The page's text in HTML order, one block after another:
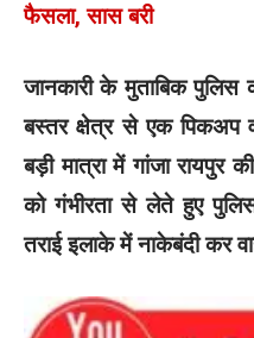
फैसला, सास बरी
जानकारी के मुताबिक पुलिस
बस्तर क्षेत्र से एक
बड़ी मात्रा में गांजा रायपुर
को गंभीरता से लेते हुए
तराई इलाके में नाकेबंदी कर